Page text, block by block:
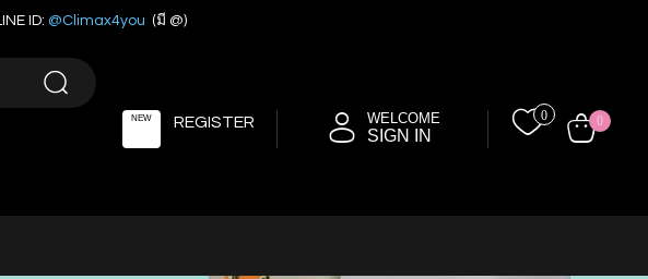
ID: @Climax4you (มี @)
NEW REGISTER WELCOME
SIGN IN
0 0